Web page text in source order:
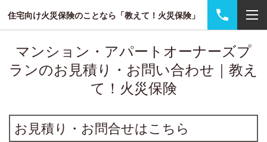
住宅向け火災保険のことなら「教えて！火災保険」
マンション・アパートオーナーズプ
ランのお見積り・お問い合わせ｜教え
て！火災保険
お見積り・お問合せはこちら